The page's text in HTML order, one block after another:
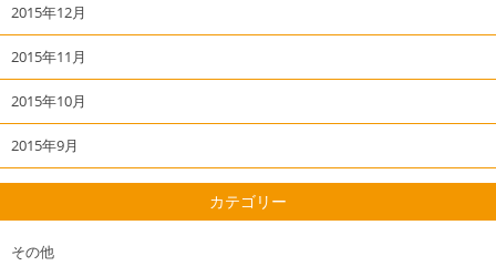
2015年12月
2015年11月
2015年10月
2015年9月
カテゴリー
その他